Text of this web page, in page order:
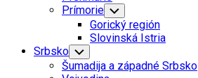
Prímorie Toggle
Child
Menu
Gorický región
Slovinská Istria
Srbsko Toggle
Child
Menu
Šumadija a západné Srbsko